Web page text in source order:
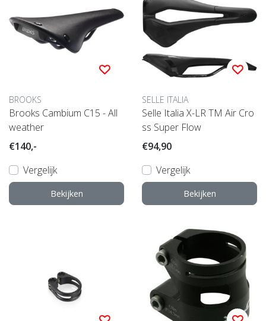
BROOKS
Brooks Cambium C15 - All
weather
€140,-
Vergelijk
Bekijken
SELLE ITALIA
Selle Italia X-LR TM Air Cro
ss Super Flow
€94,90
Vergelijk
Bekijken